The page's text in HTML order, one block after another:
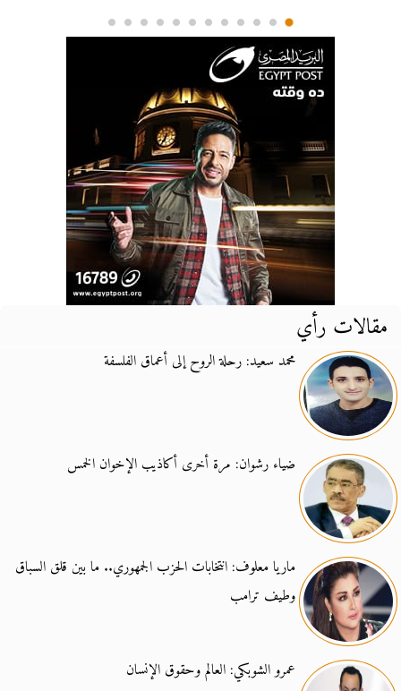
مقالات رأي
محمد سعيد: رحلة الروح إلى أعماق الفلسفة
ضياء رشوان: مرة أخرى أكاذيب الإخوان الخمس
ماريا معلوف: انتخابات الحزب الجمهوري.. ما بين قلق السباق
وطيف ترامب
عمرو الشوبكي: العالم وحقوق الإنسان